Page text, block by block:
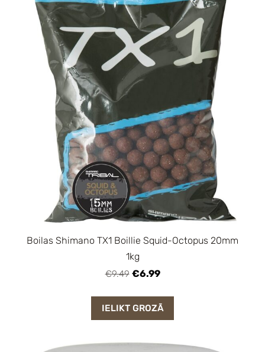
Boilas Shimano TX1 Boillie Squid-Octopus 20mm
1kg
€9.49 €6.99
IELIKT GROZĀ